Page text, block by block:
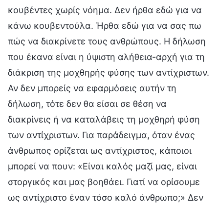
κουβέντες χωρίς νόημα. Δεν ήρθα εδώ για να
κάνω κουβεντούλα. Ήρθα εδώ για να σας πω
πώς να διακρίνετε τους ανθρώπους. Η δήλωση
που έκανα είναι η ύψιστη αλήθεια-αρχή για τη
διάκριση της μοχθηρής φύσης των αντίχριστων.
Αν δεν μπορείς να εφαρμόσεις αυτήν τη
δήλωση, τότε δεν θα είσαι σε θέση να
διακρίνεις ή να καταλάβεις τη μοχθηρή φύση
των αντίχριστων. Για παράδειγμα, όταν ένας
άνθρωπος ορίζεται ως αντίχριστος, κάποιοι
μπορεί να πουν: «Είναι καλός μαζί μας, είναι
στοργικός και μας βοηθάει. Γιατί να ορίσουμε
ως αντίχριστο έναν τόσο καλό άνθρωπο;» Δεν